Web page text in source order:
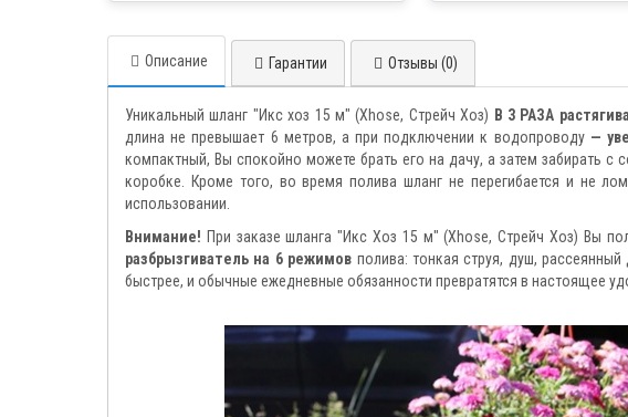
Описание Гарантии Отзывы (0)
Уникальный шланг "Икс хоз 15 м" (Xhose, Стрейч Хоз) В 3 РАЗА
длина не превышает 6 метров, а при подключении к водопроводу —
компактный, Вы спокойно можете брать его на дачу, а затем забирать
коробке. Кроме того, во время полива шланг не перегибается и не
использовании.
Внимание! При заказе шланга "Икс Хоз 15 м" (Xhose, Стрейч Хоз) Вы
разбрызгиватель на 6 режимов полива: тонкая струя, душ,
быстрее, и обычные ежедневные обязанности превратятся в настоящее